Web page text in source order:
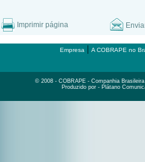
Imprimir página
Empresa | A COBRAPE no
© 2008 - COBRAPE - Companhia
Produzido por - Plátano